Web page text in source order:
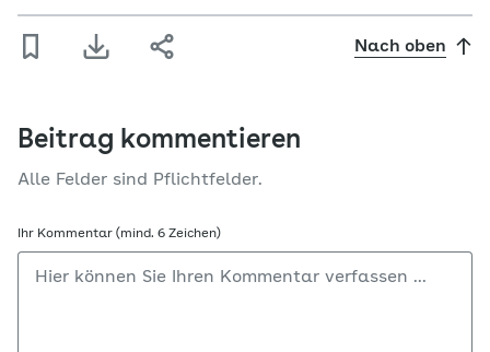
Nach oben
Beitrag kommentieren
Alle Felder sind Pflichtfelder.
Ihr Kommentar (mind. 6 Zeichen)